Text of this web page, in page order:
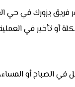
يزورك في حي
أو تأخير في
في الصباح أو